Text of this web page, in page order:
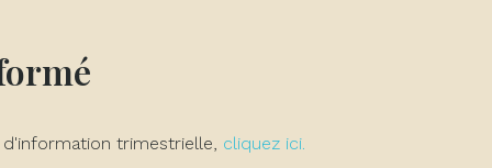
trimestrielle, cliquez ici.